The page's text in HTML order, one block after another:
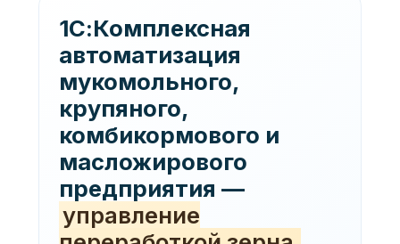
1С:Комплексная
автоматизация
мукомольного,
крупяного,
комбикормового и
масложирового
предприятия —
управление